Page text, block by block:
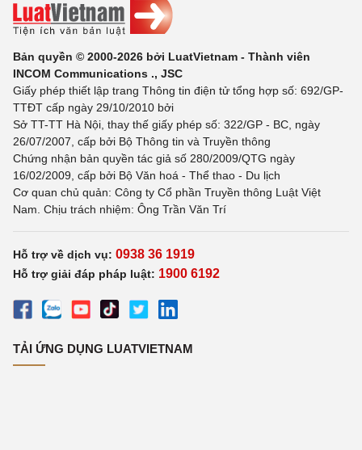
Bản quyền © 2000-2026 bởi LuatVietnam - Thành viên
INCOM Communications ., JSC
Giấy phép thiết lập trang Thông tin điện tử tổng hợp số: 692/GP-
TTĐT cấp ngày 29/10/2010 bởi
Sở TT-TT Hà Nội, thay thế giấy phép số: 322/GP - BC, ngày
26/07/2007, cấp bởi Bộ Thông tin và Truyền thông
Chứng nhận bản quyền tác giả số 280/2009/QTG ngày
16/02/2009, cấp bởi Bộ Văn hoá - Thể thao - Du lịch
Cơ quan chủ quản: Công ty Cổ phần Truyền thông Luật Việt
Nam. Chịu trách nhiệm: Ông Trần Văn Trí
Hỗ trợ về dịch vụ: 0938 36 1919
Hỗ trợ giải đáp pháp luật: 1900 6192
TẢI ỨNG DỤNG LUATVIETNAM